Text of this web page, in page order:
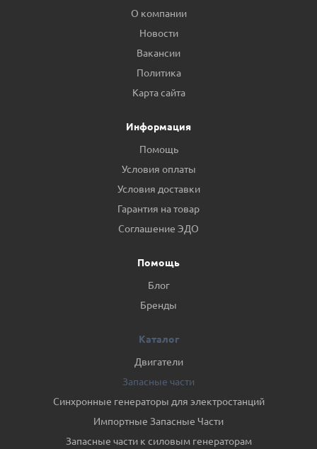
О компании
Новости
Вакансии
Политика
Карта сайта
Информация
Помощь
Условия оплаты
Условия доставки
Гарантия на товар
Соглашение ЭДО
Помощь
Блог
Бренды
Каталог
Двигатели
Запасные части
Синхронные генераторы для электростанций
Импортные Запасные Части
Запасные части к силовым генераторам